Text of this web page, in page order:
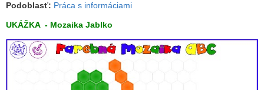
Podoblasť: Práca s informáciami
UKÁŽKA - Mozaika Jablko